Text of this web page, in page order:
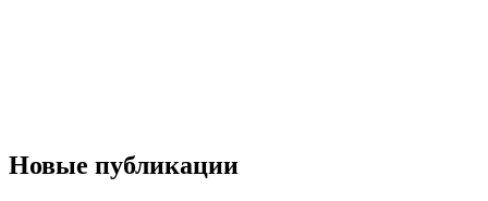
Новые публикации